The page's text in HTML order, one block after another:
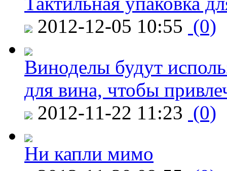
2012-12-05 10:55 (0)
Виноделы будут
для вина, чтобы
2012-11-22 11:23 (0)
Ни капли мимо